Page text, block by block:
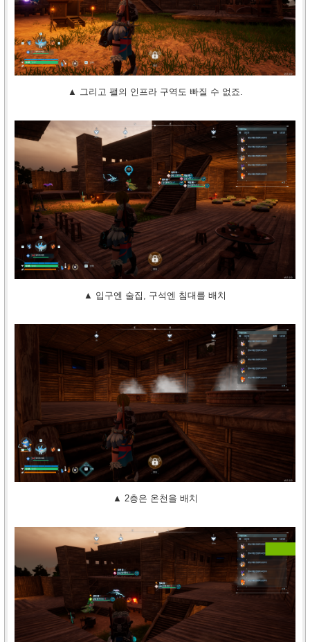
▲ 그리고 팰의 인프라 구역도 빠질 수 없죠.
▲ 입구엔 술집, 구석엔 침대를 배치
▲ 2층은 온천을 배치